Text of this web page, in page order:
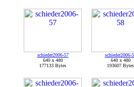
schieder2006-57
640 x 480
177133 Bytes
schieder2006-
640 x 480
193607 Bytes